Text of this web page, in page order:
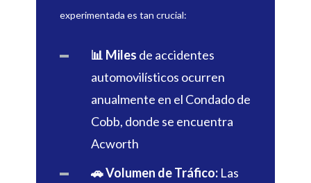
experimentada es tan crucial:
📊 Miles de accidentes
automovilísticos ocurren
anualmente en el Condado de
Cobb, donde se encuentra
Acworth
🚗 Volumen de Tráfico: Las